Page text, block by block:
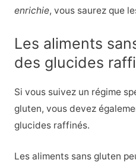
enrichie, vous saurez que
Les aliments
des glucides
Si vous suivez un régime
gluten, vous devez
glucides raffinés.
Les aliments sans gluten